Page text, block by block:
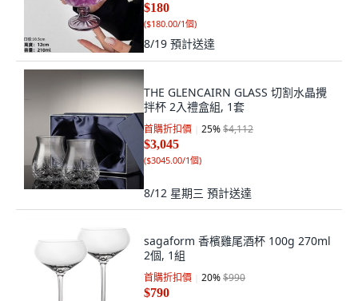
$180
($180.00/1個)
8/19 預計送達
THE GLENCAIRN GLASS 切割水晶攪
拌杯 2入禮盒組, 1套
首購折扣價 25%$4,112
$3,045
($3045.00/1個)
8/12 星期三 預計送達
sagaform 香檳雞尾酒杯 100g 270ml
2個, 1組
首購折扣價 20%$990
$790